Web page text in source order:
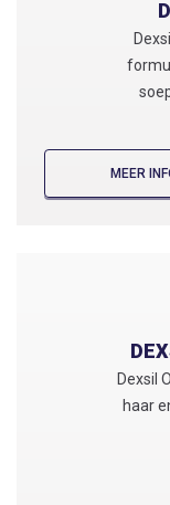
MEER
Dexsil
haar